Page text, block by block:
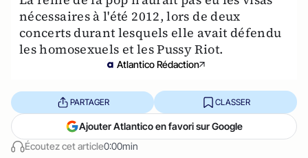
nécessaires à l'été 2012, lors de deux
concerts durant lesquels elle avait défendu
les homosexuels et les Pussy Riot.
Atlantico Rédaction
Écoutez cet article0:00min
PARTAGER CLASSER
Ajouter Atlantico en favori sur Google